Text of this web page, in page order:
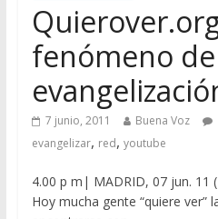
fenómeno de
7 junio, 2011 Buena Voz
evangelizar, red, youtube
4.00 p m| MADRID, 07 jun. 11
Hoy mucha gente “quiere ver”